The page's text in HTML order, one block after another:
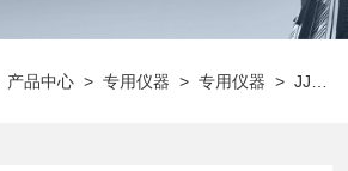
产品中心 >专用仪器 >专用仪器 > JJG-30B三参数水质分析仪 JJG-30B